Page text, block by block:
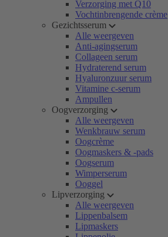
Verzorging met Q10
Vochtinbrengende crème
Gezichtsserum
Alle weergeven
Anti-agingserum
Collageen serum
Hydraterend serum
Hyaluronzuur serum
Vitamine c-serum
Ampullen
Oogverzorging
Alle weergeven
Wenkbrauw serum
Oogcrème
Oogmaskers & -pads
Oogserum
Wimperserum
Ooggel
Lipverzorging
Alle weergeven
Lippenbalsem
Lipmaskers